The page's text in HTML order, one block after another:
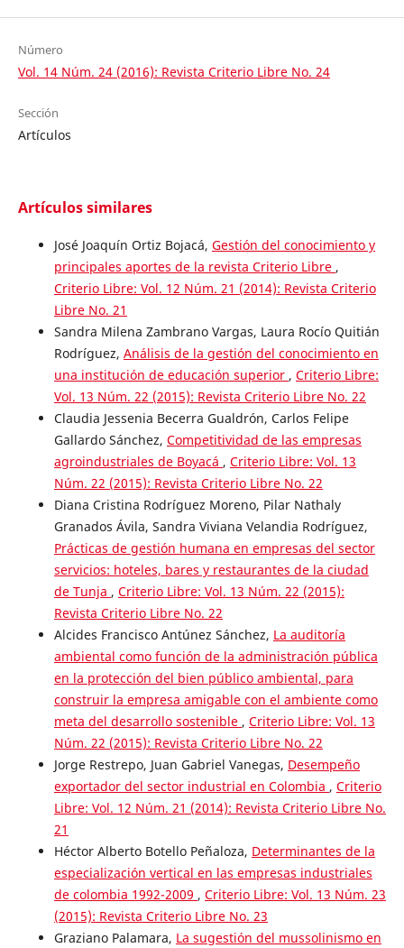
Número
Vol. 14 Núm. 24 (2016): Revista Criterio Libre No. 24
Sección
Artículos
Artículos similares
José Joaquín Ortiz Bojacá, Gestión del conocimiento y
principales aportes de la revista Criterio Libre ,
Criterio Libre: Vol. 12 Núm. 21 (2014): Revista Criterio
Libre No. 21
Sandra Milena Zambrano Vargas, Laura Rocío Quitián
Rodríguez, Análisis de la gestión del conocimiento en
una institución de educación superior , Criterio Libre:
Vol. 13 Núm. 22 (2015): Revista Criterio Libre No. 22
Claudia Jessenia Becerra Gualdrón, Carlos Felipe
Gallardo Sánchez, Competitividad de las empresas
agroindustriales de Boyacá , Criterio Libre: Vol. 13
Núm. 22 (2015): Revista Criterio Libre No. 22
Diana Cristina Rodríguez Moreno, Pilar Nathaly
Granados Ávila, Sandra Viviana Velandia Rodríguez,
Prácticas de gestión humana en empresas del sector
servicios: hoteles, bares y restaurantes de la ciudad
de Tunja , Criterio Libre: Vol. 13 Núm. 22 (2015):
Revista Criterio Libre No. 22
Alcides Francisco Antúnez Sánchez, La auditoría
ambiental como función de la administración pública
en la protección del bien público ambiental, para
construir la empresa amigable con el ambiente como
meta del desarrollo sostenible , Criterio Libre: Vol. 13
Núm. 22 (2015): Revista Criterio Libre No. 22
Jorge Restrepo, Juan Gabriel Vanegas, Desempeño
exportador del sector industrial en Colombia , Criterio
Libre: Vol. 12 Núm. 21 (2014): Revista Criterio Libre No.
21
Héctor Alberto Botello Peñaloza, Determinantes de la
especialización vertical en las empresas industriales
de colombia 1992-2009 , Criterio Libre: Vol. 13 Núm. 23
(2015): Revista Criterio Libre No. 23
Graziano Palamara, La sugestión del mussolinismo en